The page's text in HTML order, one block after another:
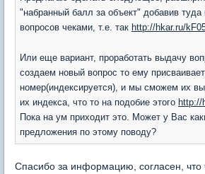
"набранный балл за объект" добавив
вопросов чеками, т.е. так http://hkar.ru/
Или еще вариант, проработать выдачу
создаем новый вопрос то ему
номер(индексируется), и мы сможем их
их индекса, что то на подобие этого http://
Пока на ум приходит это. Может у Вас
предложения по этому поводу?
Спасибо за информацию, согласен, что